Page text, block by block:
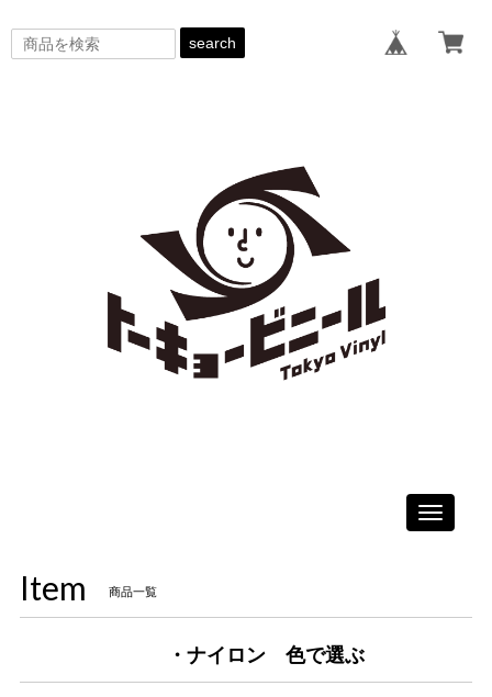
search
Toggle
Item 商品一覧
・ナイロン 色で選ぶ